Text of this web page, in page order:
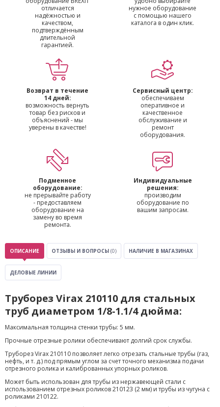
отличается
надёжностью и
качеством,
подтверждённым
длительной
гарантией.
нужное оборудование
с помощью нашего
каталога в один клик.
Возврат в течение
14 дней:
возможность вернуть
товар без рисков и
объяснений - мы
уверены в качестве!
Сервисный центр:
обеспечиваем
оперативное и
качественное
обслуживание и
ремонт
оборудования.
Подменное
оборудование:
не прерывайте работу
- предоставляем
оборудование на
замену во время
ремонта.
Индивидуальные
решения:
производим
оборудование по
вашим запросам.
ОПИСАНИЕ ОТЗЫВЫ И ВОПРОСЫ (0) НАЛИЧИЕ В МАГАЗИНАХ
ДЕЛОВЫЕ ЛИНИИ
Труборез Virax 210110 для стальных
труб диаметром 1/8-1.1/4 дюйма:
Максимальная толщина стенки трубы: 5 мм.
Прочные отрезные ролики обеспечивают долгий срок службы.
Труборез Virax 210110 позволяет легко отрезать стальные трубы (газ,
нефть, и т. д.) под прямым углом за счет точного механизма подачи
отрезного ролика и калиброванных упорных роликов.
Может быть использован для трубы из нержавеющей стали с
использованием отрезных роликов 210123 (2 мм) и трубы из чугуна с
роликами 210122.